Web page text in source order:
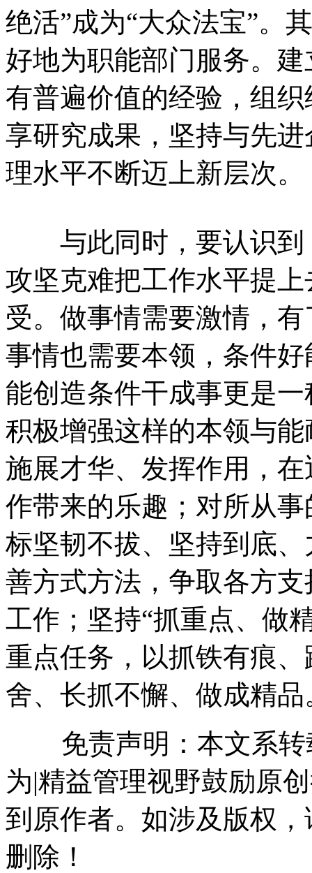
绝活”成为“大众法宝”。
好地为职能部门服务。
有普遍价值的经验，组
享研究成果，坚持与先
理水平不断迈上新层次。
与此同时，要认识到
攻坚克难把工作水平提
受。做事情需要激情，
事情也需要本领，条件
能创造条件干成事更是
积极增强这样的本领与
施展才华、发挥作用，
作带来的乐趣；对所从
标坚韧不拔、坚持到底
善方式方法，争取各方
工作；坚持“抓重点、做
重点任务，以抓铁有痕
舍、长抓不懈、做成精
免责声明：本文系转
为|精益管理视野鼓励原
到原作者。如涉及版权，
删除！